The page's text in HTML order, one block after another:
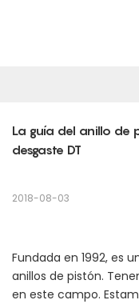
La guía del anillo de
desgaste DT
2018-08-03
Fundada en 1992, es
anillos de pistón.
en este campo.